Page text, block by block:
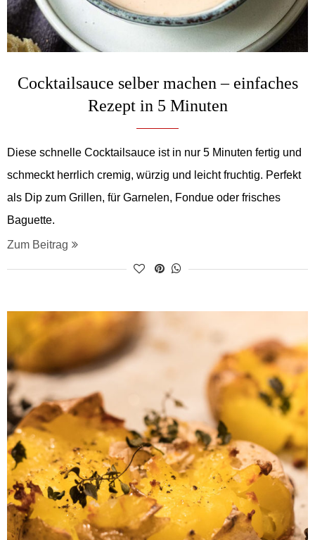
Cocktailsauce selber machen – einfaches
Rezept in 5 Minuten
Diese schnelle Cocktailsauce ist in nur 5 Minuten fertig und
schmeckt herrlich cremig, würzig und leicht fruchtig. Perfekt
als Dip zum Grillen, für Garnelen, Fondue oder frisches
Baguette.
Zum Beitrag